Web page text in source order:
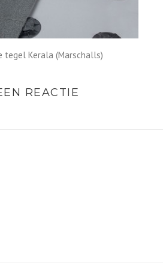
tegel Kerala (Marschalls)
REACTIE